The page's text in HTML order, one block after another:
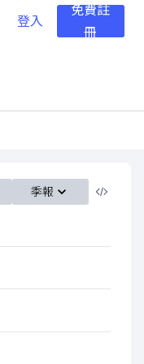
登入
免費註
冊
季報